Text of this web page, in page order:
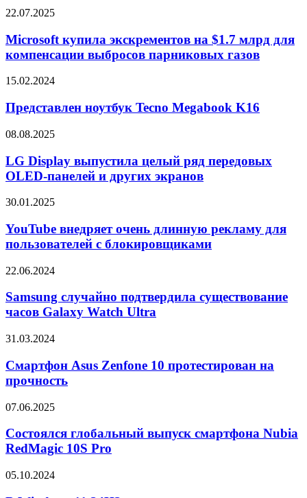
игровую
Microsoft
экскрементов
на
$1.7
для
выбросов
газов
22.07.2025
Microsoft купила экскрементов на $1.7 млрд для
компенсации выбросов парниковых газов
Представлен
Tecno
Megabook
K16
15.02.2024
Представлен ноутбук Tecno Megabook K16
LG
выпустила
целый
ряд
OLED-
и
других
08.08.2025
LG Display выпустила целый ряд передовых
OLED-панелей и других экранов
YouTube
очень
длинную
рекламу
пользователей
блокировщиками
30.01.2025
YouTube внедряет очень длинную рекламу для
пользователей с блокировщиками
Samsung
подтвердила
существование
часов
Watch
22.06.2024
Samsung случайно подтвердила существование
часов Galaxy Watch Ultra
Смартфон
Zenfone
10
протестирован
прочность
31.03.2024
Смартфон Asus Zenfone 10 протестирован на
прочность
Состоялся
выпуск
смартфона
Nubia
10S
07.06.2025
Состоялся глобальный выпуск смартфона Nubia
RedMagic 10S Pro
В
05.10.2024